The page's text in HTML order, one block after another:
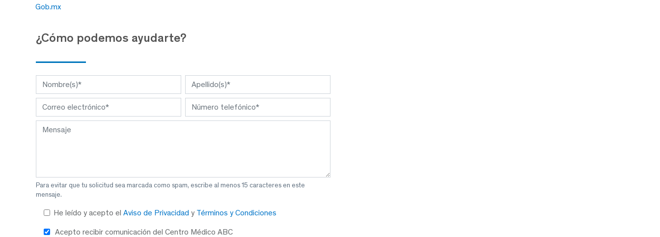
Gob.mx
¿Cómo podemos ayudarte?
Para evitar que tu solicitud sea marcada como spam, escribe al menos 15 caracteres en este
mensaje.
He leído y acepto el Aviso de Privacidad y Términos y Condiciones
Acepto recibir comunicación del Centro Médico ABC